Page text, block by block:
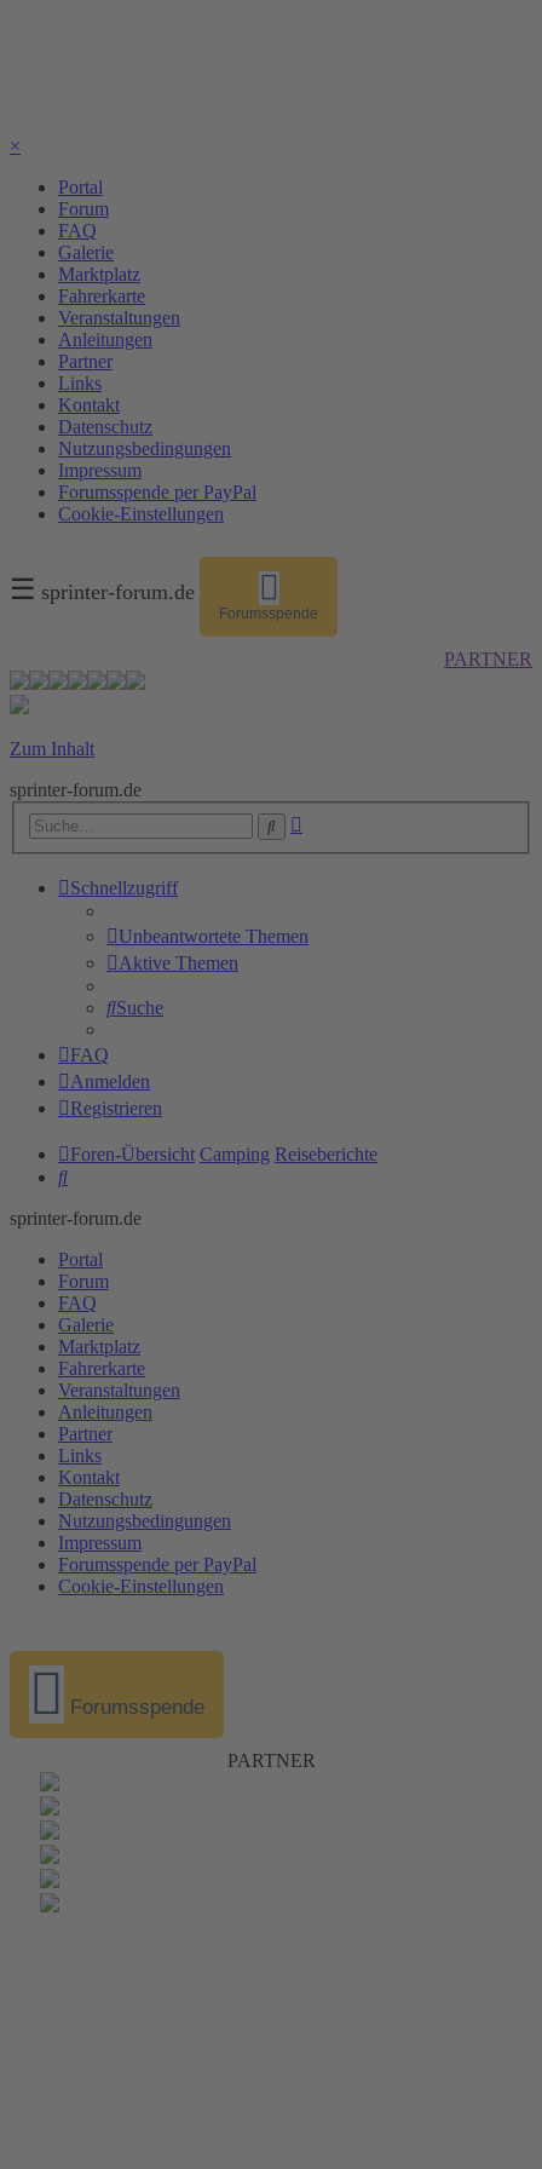
×
Portal
Forum
FAQ
Galerie
Marktplatz
Fahrerkarte
Veranstaltungen
Anleitungen
Partner
Links
Kontakt
Datenschutz
Nutzungsbedingungen
Impressum
Forumsspende per PayPal
Cookie-Einstellungen
☰ sprinter-forum.de
Forumsspende
PARTNER
Zum Inhalt
sprinter-forum.de
Suche
Schnellzugriff
Unbeantwortete Themen
Aktive Themen
Suche
FAQ
Anmelden
Registrieren
Foren-Übersicht Camping Reiseberichte
Suche
sprinter-forum.de
Portal
Forum
FAQ
Galerie
Marktplatz
Fahrerkarte
Veranstaltungen
Anleitungen
Partner
Links
Kontakt
Datenschutz
Nutzungsbedingungen
Impressum
Forumsspende per PayPal
Cookie-Einstellungen
Forumsspende
PARTNER